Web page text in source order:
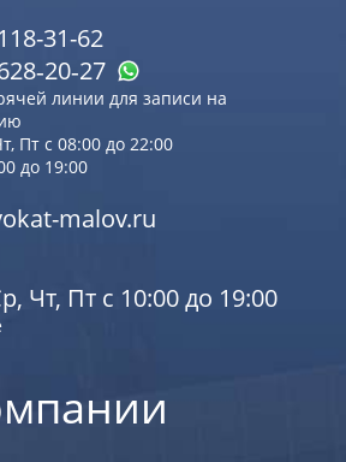
31-62
линии для записи на
Пт с 08:00 до 22:00
до 19:00
malov.ru
Чт, Пт с 10:00 до 19:00